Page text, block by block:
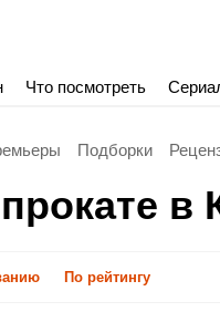
Что посмотреть
Подборки
в
По рейтингу